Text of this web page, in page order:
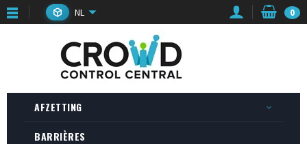
NL 0
AFZETTING
BARRIÈRES